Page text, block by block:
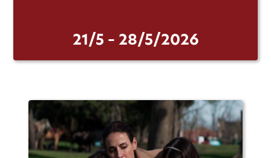
21/5 – 28/5/2026